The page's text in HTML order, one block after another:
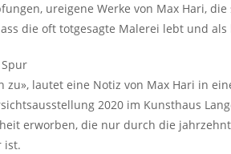
ureigene Werke von Max Hari,
die oft totgesagte Malerei lebt und
zu», lautet eine Notiz von Max Hari in
2020 im Kunsthaus
erworben, die nur durch die
ist.